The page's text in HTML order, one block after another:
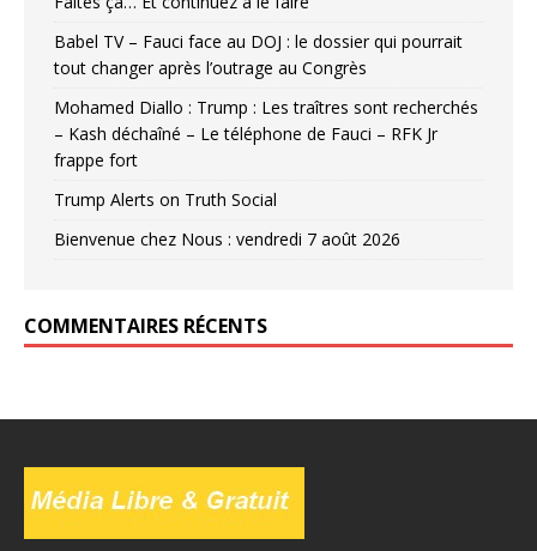
Babel TV – Fauci face au DOJ : le dossier qui pourrait
tout changer après l’outrage au Congrès
Mohamed Diallo : Trump : Les traîtres sont recherchés
– Kash déchaîné – Le téléphone de Fauci – RFK Jr
frappe fort
Trump Alerts on Truth Social
Bienvenue chez Nous : vendredi 7 août 2026
COMMENTAIRES RÉCENTS